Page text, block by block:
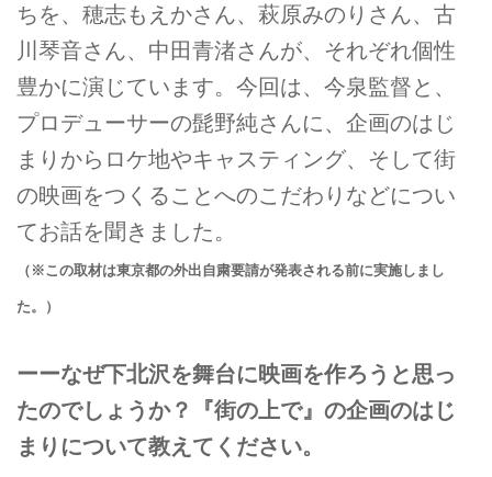
ちを、穂志もえかさん、萩原みのりさん、古
川琴音さん、中田青渚さんが、それぞれ個性
豊かに演じています。今回は、今泉監督と、
プロデューサーの髭野純さんに、企画のはじ
まりからロケ地やキャスティング、そして街
の映画をつくることへのこだわりなどについ
てお話を聞きました。
（※この取材は東京都の外出自粛要請が発表される前に実施しまし
た。）
ーーなぜ下北沢を舞台に映画を作ろうと思っ
たのでしょうか？『街の上で』の企画のはじ
まりについて教えてください。